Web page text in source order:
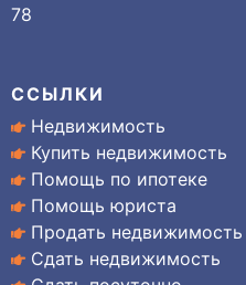
78
ССЫЛКИ
Недвижимость
Купить недвижимость
Помощь по ипотеке
Помощь юриста
Продать недвижимость
Сдать недвижимость